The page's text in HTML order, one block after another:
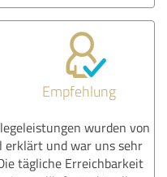
Empfehlung
wurden von
erklärt und war uns sehr
tägliche Erreichbarkeit